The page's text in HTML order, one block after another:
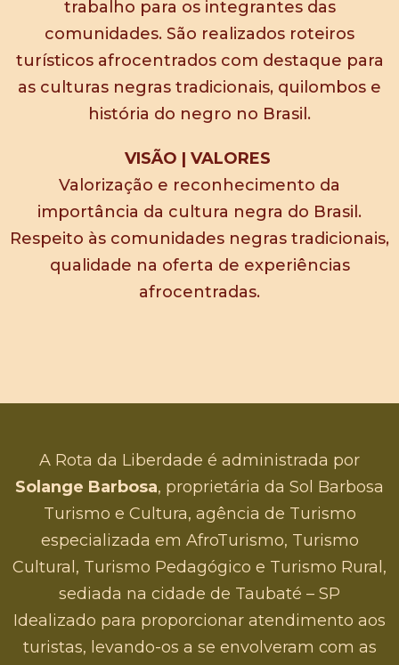
trabalho para os integrantes das
comunidades. São realizados roteiros
turísticos afrocentrados com destaque para
as culturas negras tradicionais, quilombos e
história do negro no Brasil.
VISÃO | VALORES
Valorização e reconhecimento da
importância da cultura negra do Brasil.
Respeito às comunidades negras tradicionais,
qualidade na oferta de experiências
afrocentradas.
A Rota da Liberdade é administrada por
Solange Barbosa, proprietária da Sol Barbosa
Turismo e Cultura, agência de Turismo
especializada em AfroTurismo, Turismo
Cultural, Turismo Pedagógico e Turismo Rural,
sediada na cidade de Taubaté – SP
Idealizado para proporcionar atendimento aos
turistas, levando-os a se envolveram com as